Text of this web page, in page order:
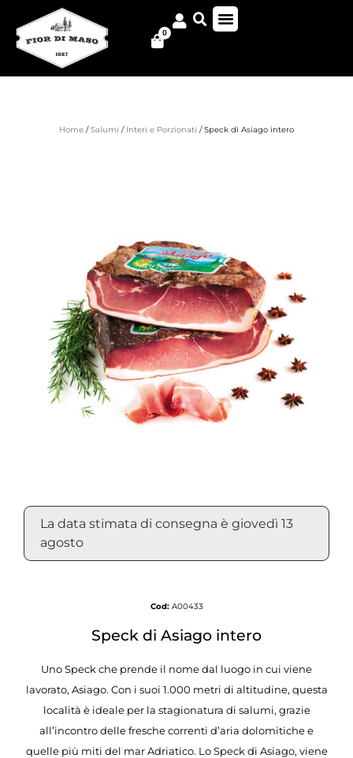
0
Home /Salumi / Interi e Porzionati / Speck di Asiago intero
La data stimata di consegna è giovedì 13
agosto
Cod: A00433
Speck di Asiago intero
Uno Speck che prende il nome dal luogo in cui viene
lavorato, Asiago. Con i suoi 1.000 metri di altitudine, questa
località è ideale per la stagionatura di salumi, grazie
all’incontro delle fresche correnti d’aria dolomitiche e
quelle più miti del mar Adriatico. Lo Speck di Asiago, viene